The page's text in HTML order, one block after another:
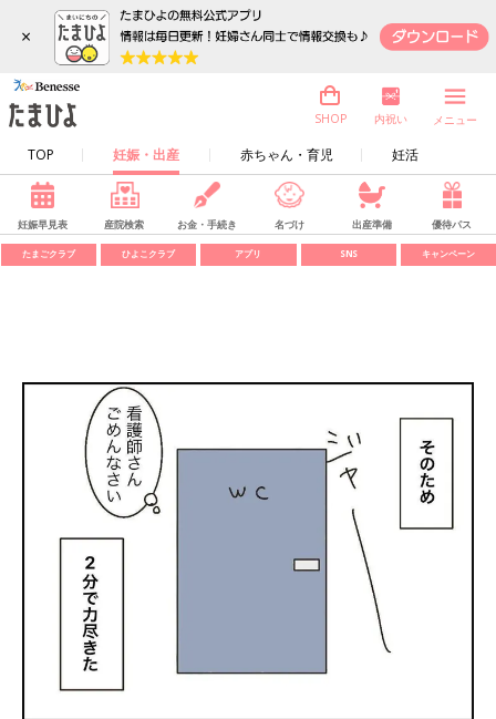
×
TOP 妊娠・出産 赤ちゃん・育児 妊活
SHOP 内祝い メニュー
妊娠早見表 産院検索 お金・手続き 名づけ 出産準備 優待パス
たまごクラブ ひよこクラブ アプリ SNS キャンペーン